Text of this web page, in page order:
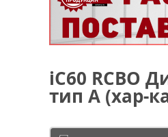
iC60 RCBO
тип A (хар-